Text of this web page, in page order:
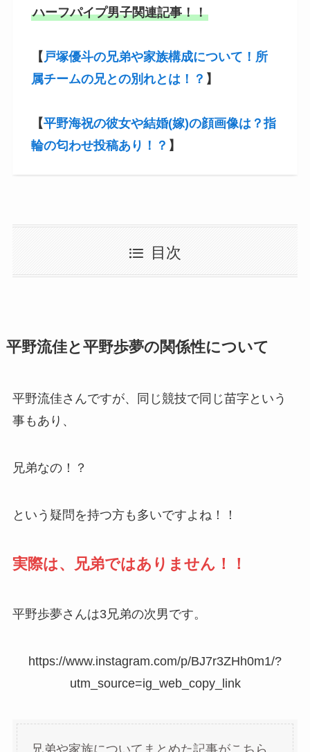
ハーフパイプ男子関連記事！！
【 戸塚優斗の兄弟や家族構成について！所
属チームの兄との別れとは！？ 】
【平野海祝の彼女や結婚(嫁)の顔画像は？指
輪の匂わせ投稿あり！？ 】
目次
平野流佳と平野歩夢の関係性について
平野流佳さんですが、同じ競技で同じ苗字という
事もあり、
兄弟なの！？
という疑問を持つ方も多いですよね！！
実際は、兄弟ではありません！！
平野歩夢さんは3兄弟の次男です。
https://www.instagram.com/p/BJ7r3ZHh0m1/?
utm_source=ig_web_copy_link
兄弟や家族についてまとめた記事がこちら